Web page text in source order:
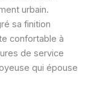
urbain.
sa finition
confortable à
de service
qui épouse